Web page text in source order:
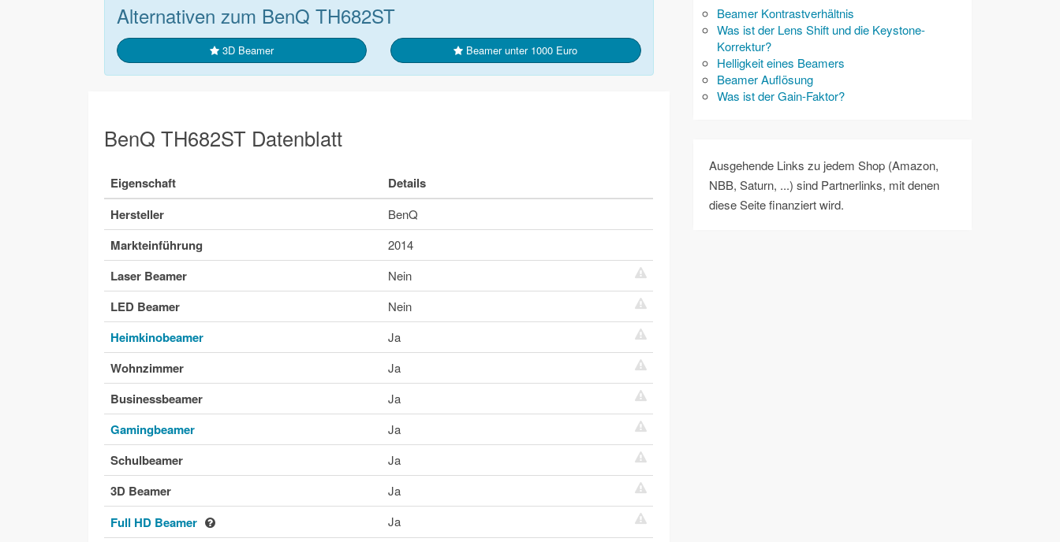
Alternativen zum BenQ TH682ST
3D Beamer Beamer unter 1000 Euro
BenQ TH682ST Datenblatt
Eigenschaft
Details
Hersteller
BenQ
Markteinführung 2014
Laser Beamer Nein
LED Beamer Nein
Heimkinobeamer Ja
Wohnzimmer Ja
Businessbeamer Ja
Gamingbeamer Ja
Schulbeamer Ja
3D Beamer Ja
Full HD Beamer Ja
Beamer Kontrastverhältnis
Was ist der Lens Shift und die Keystone-
Korrektur?
Helligkeit eines Beamers
Beamer Auflösung
Was ist der Gain-Faktor?
Ausgehende Links zu jedem Shop (Amazon,
NBB, Saturn, ...) sind Partnerlinks, mit denen
diese Seite finanziert wird.